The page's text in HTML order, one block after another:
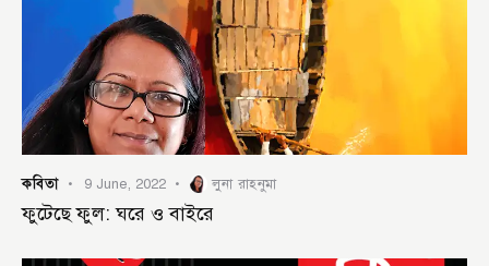
কবিতা 9 June, 2022 লুনা রাহনুমা
ফুটেছে ফুল: ঘরে ও বাইরে